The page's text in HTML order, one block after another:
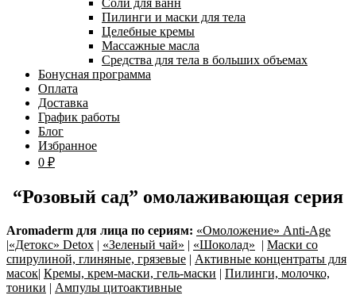
Соли для ванн
Пилинги и маски для тела
Целебные кремы
Массажные масла
Средства для тела в больших объемах
Бонусная программа
Оплата
Доставка
График работы
Блог
Избранное
0 ₽
“Розовый сад” омолаживающая серия
Aromaderm для лица по сериям: «Омоложение» Anti-Age
|«Детокс» Detox | «Зеленый чай» | «Шоколад» | Маски со
спирулиной, глиняные, грязевые | Активные концентраты для
масок| Кремы, крем-маски, гель-маски | Пилинги, молочко,
тоники | Ампулы цитоактивные